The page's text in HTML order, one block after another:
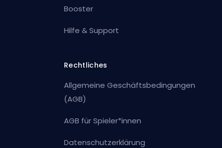
Booster
Hilfe & Support
Rechtliches
Allgemeine Geschäftsbedingungen
(AGB)
AGB für Spieler*innen
Datenschutzerklärung